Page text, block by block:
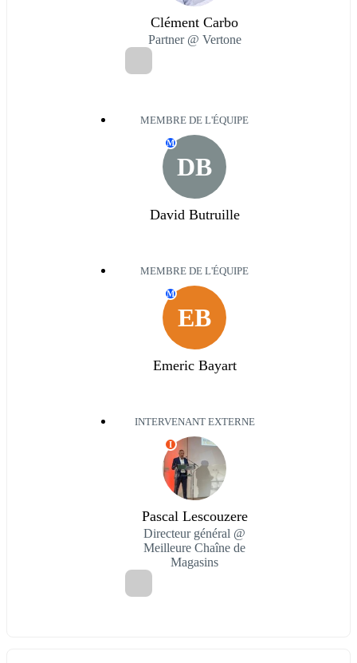
Clément Carbo
Partner @ Vertone
MEMBRE DE L'ÉQUIPE
DB
M
David Butruille
MEMBRE DE L'ÉQUIPE
EB
M
Emeric Bayart
INTERVENANT EXTERNE
I
Pascal Lescouzere
Directeur général @
Meilleure Chaîne de
Magasins